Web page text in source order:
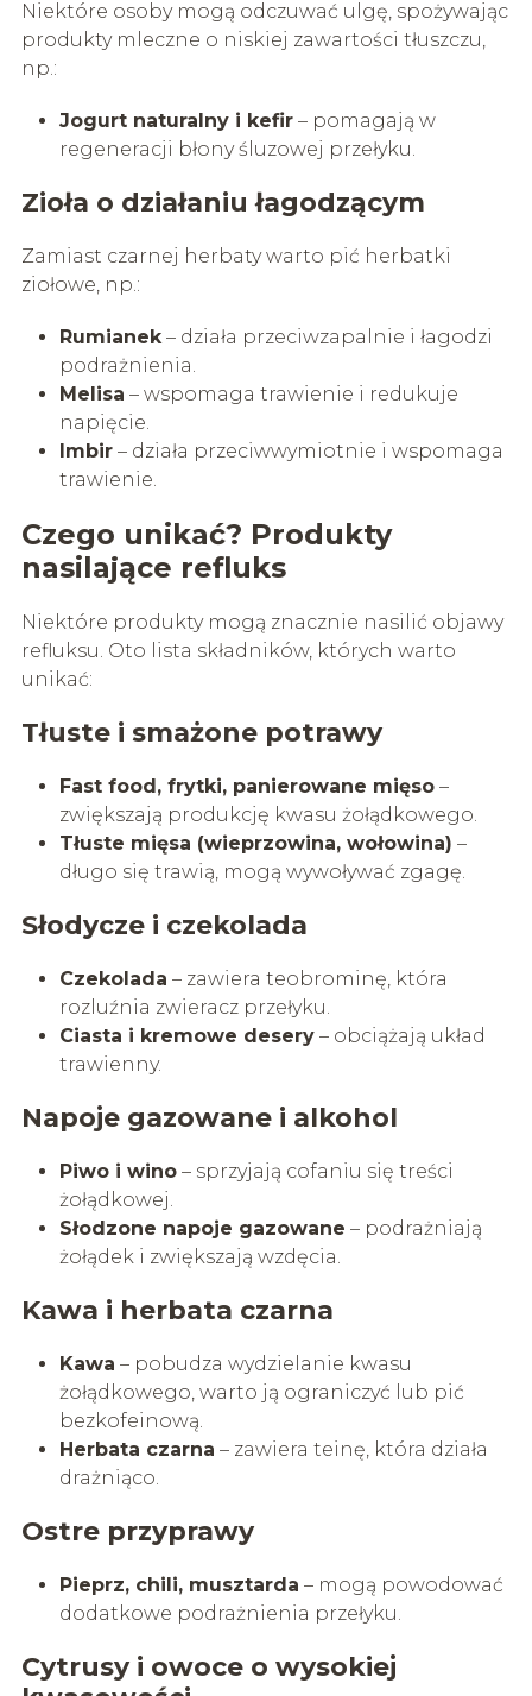
Niektóre osoby mogą odczuwać ulgę, spożywając
produkty mleczne o niskiej zawartości tłuszczu,
np.:
Jogurt naturalny i kefir– pomagają w
regeneracji błony śluzowej przełyku.
Zioła o działaniu łagodzącym
Zamiast czarnej herbaty warto pić herbatki
ziołowe, np.:
Rumianek– działa przeciwzapalnie i łagodzi
podrażnienia.
Melisa – wspomaga trawienie i redukuje
napięcie.
Imbir– działa przeciwwymiotnie i wspomaga
trawienie.
Czego unikać? Produkty
nasilające refluks
Niektóre produkty mogą znacznie nasilić objawy
refluksu. Oto lista składników, których warto
unikać:
Tłuste i smażone potrawy
Fast food, frytki, panierowane mięso–
zwiększają produkcję kwasu żołądkowego.
Tłuste mięsa (wieprzowina, wołowina) –
długo się trawią, mogą wywoływać zgagę.
Słodycze i czekolada
Czekolada – zawiera teobrominę, która
rozluźnia zwieracz przełyku.
Ciasta i kremowe desery– obciążają układ
trawienny.
Napoje gazowane i alkohol
Piwo i wino– sprzyjają cofaniu się treści
żołądkowej.
Słodzone napoje gazowane – podrażniają
żołądek i zwiększają wzdęcia.
Kawa i herbata czarna
Kawa – pobudza wydzielanie kwasu
żołądkowego, warto ją ograniczyć lub pić
bezkofeinową.
Herbata czarna – zawiera teinę, która działa
drażniąco.
Ostre przyprawy
Pieprz, chili, musztarda – mogą powodować
dodatkowe podrażnienia przełyku.
Cytrusy i owoce o wysokiej